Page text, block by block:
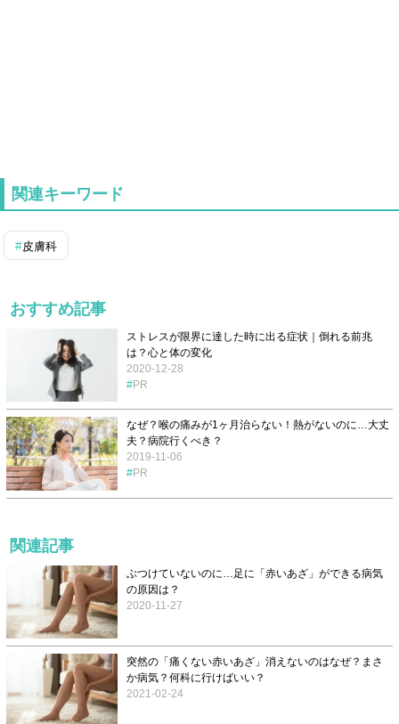
関連キーワード
皮膚科
おすすめ記事
ストレスが限界に達した時に出る症状｜倒れる前兆
は？心と体の変化
2020-12-28
PR
なぜ？喉の痛みが1ヶ月治らない！熱がないのに…大丈
夫？病院行くべき？
2019-11-06
PR
関連記事
ぶつけていないのに…足に「赤いあざ」ができる病気
の原因は？
2020-11-27
突然の「痛くない赤いあざ」消えないのはなぜ？まさ
か病気？何科に行けばいい？
2021-02-24